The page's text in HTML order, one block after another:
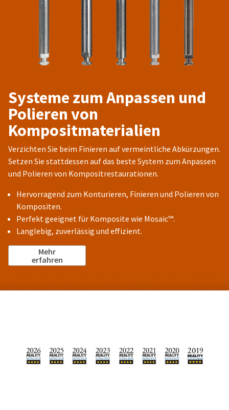
Systeme zum Anpassen und
Polieren von
Kompositmaterialien
Verzichten Sie beim Finieren auf vermeintliche Abkürzungen.
Setzen Sie stattdessen auf das beste System zum Anpassen
und Polieren von Kompositrestaurationen.
Hervorragend zum Konturieren, Finieren und Polieren von
Kompositen.
Perfekt geeignet für Komposite wie Mosaic™.
Langlebig, zuverlässig und effizient.
Mehr
erfahren